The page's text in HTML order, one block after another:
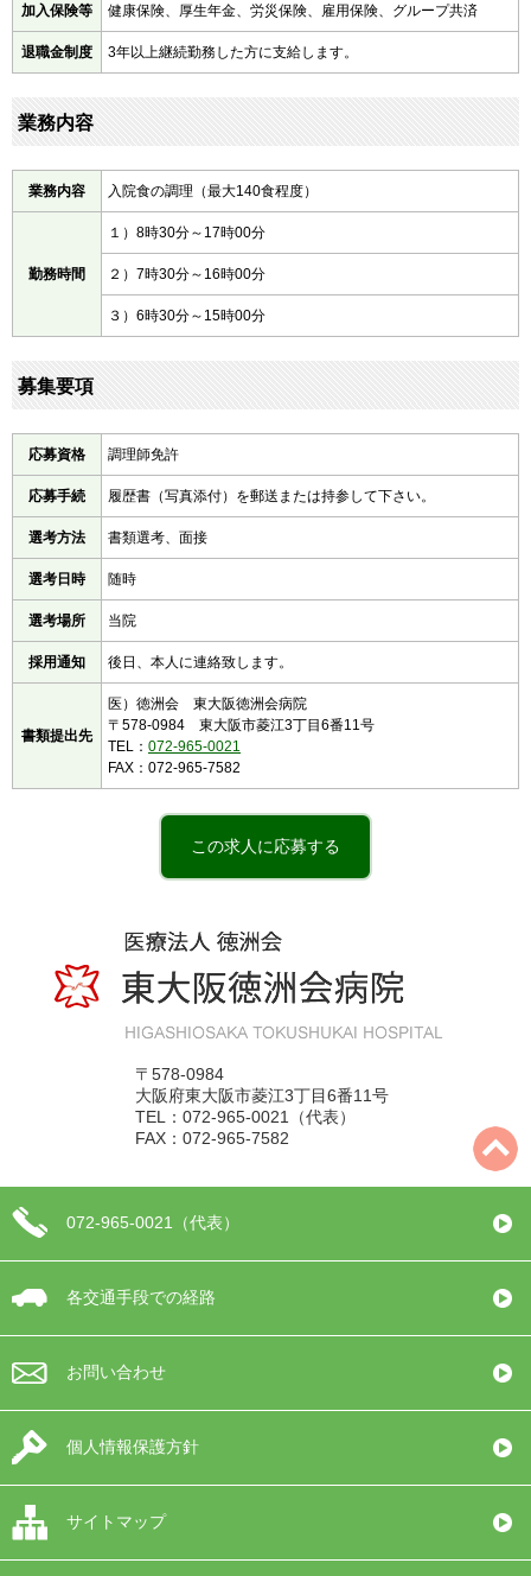
加入保険等 健康保険、厚生年金、労災保険、雇用保険、グループ共済
退職金制度 3年以上継続勤務した方に支給します。
業務内容
業務内容 入院食の調理（最大140食程度）
勤務時間
１）8時30分～17時00分
２）7時30分～16時00分
３）6時30分～15時00分
募集要項
応募資格 調理師免許
応募手続 履歴書（写真添付）を郵送または持参して下さい。
選考方法 書類選考、面接
選考日時 随時
選考場所 当院
採用通知 後日、本人に連絡致します。
書類提出先
医）徳洲会 東大阪徳洲会病院
〒578-0984 東大阪市菱江3丁目6番11号
TEL： 072-965-0021
FAX：072-965-7582
この求人に応募する
〒578-0984
大阪府東大阪市菱江3丁目6番11号
TEL：072-965-0021（代表）
FAX：072-965-7582
072-965-0021（代表）
各交通手段での経路
お問い合わせ
個人情報保護方針
サイトマップ